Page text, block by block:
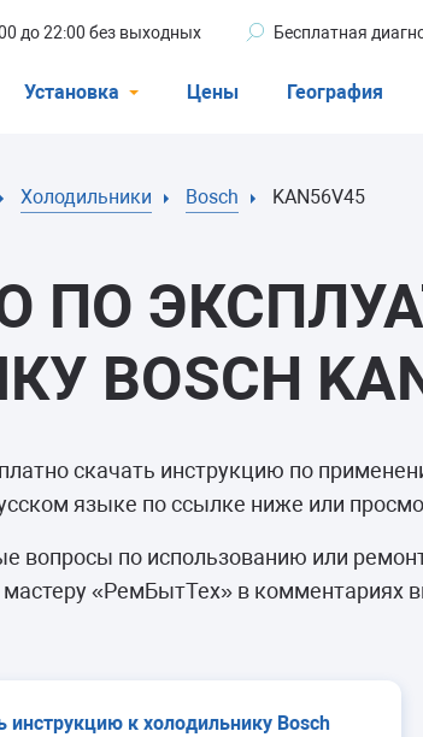
до 22:00 без выходных Бесплатная
машины
панели
шкафы
машины
Установка
Посудомоечные машины
Цены География
Холодильники Bosch KAN56V45
ПО
BOSCH
скачать инструкцию по
языке по ссылке ниже или
вопросы по использованию или
«РемБытТех» в комментариях
инструкцию к холодильнику Bosch